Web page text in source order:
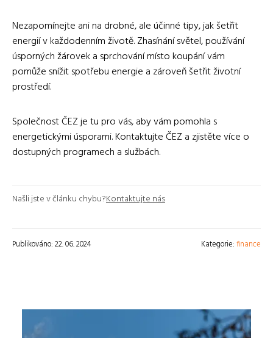
Nezapomínejte ani na drobné, ale účinné tipy, jak šetřit
energií v každodenním životě. Zhasínání světel, používání
úsporných žárovek a sprchování místo koupání vám
pomůže snížit spotřebu energie a zároveň šetřit životní
prostředí.
Společnost ČEZ je tu pro vás, aby vám pomohla s
energetickými úsporami. Kontaktujte ČEZ a zjistěte více o
dostupných programech a službách.
Našli jste v článku chybu?Kontaktujte nás
Publikováno: 22. 06. 2024 Kategorie:finance